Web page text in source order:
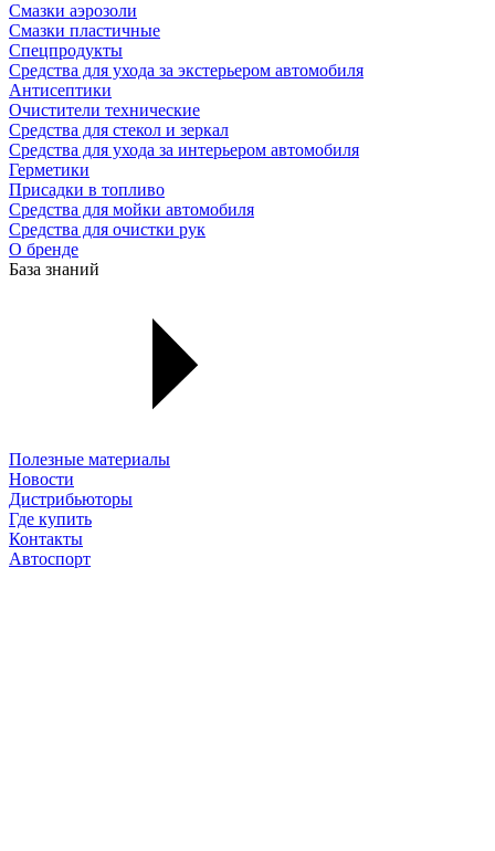
Смазки аэрозоли
Смазки пластичные
Спецпродукты
Средства для ухода за экстерьером автомобиля
Антисептики
Очистители технические
Средства для стекол и зеркал
Средства для ухода за интерьером автомобиля
Герметики
Присадки в топливо
Средства для мойки автомобиля
Средства для очистки рук
О бренде
База знаний
Полезные материалы
Новости
Дистрибьюторы
Где купить
Контакты
Автоспорт